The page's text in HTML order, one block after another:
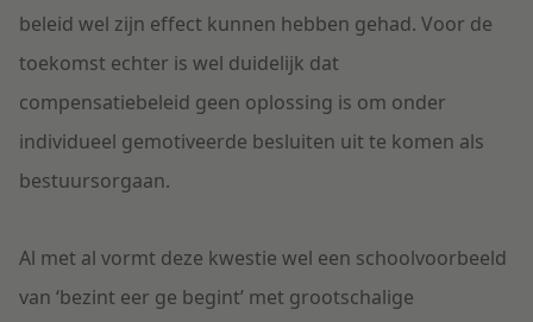
beleid wel zijn effect kunnen hebben gehad. Voor de
toekomst echter is wel duidelijk dat
compensatiebeleid geen oplossing is om onder
individueel gemotiveerde besluiten uit te komen als
bestuursorgaan.
Al met al vormt deze kwestie wel een schoolvoorbeeld
van ‘bezint eer ge begint’ met grootschalige